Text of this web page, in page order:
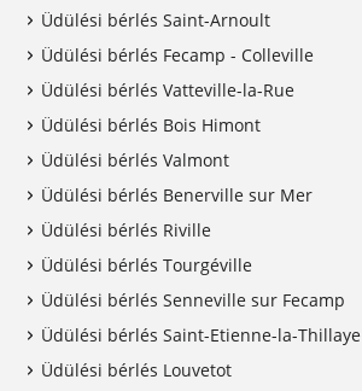
Üdülési bérlés Saint-Arnoult
Üdülési bérlés Fecamp - Colleville
Üdülési bérlés Vatteville-la-Rue
Üdülési bérlés Bois Himont
Üdülési bérlés Valmont
Üdülési bérlés Benerville sur Mer
Üdülési bérlés Riville
Üdülési bérlés Tourgéville
Üdülési bérlés Senneville sur Fecamp
Üdülési bérlés Saint-Etienne-la-Thillaye
Üdülési bérlés Louvetot